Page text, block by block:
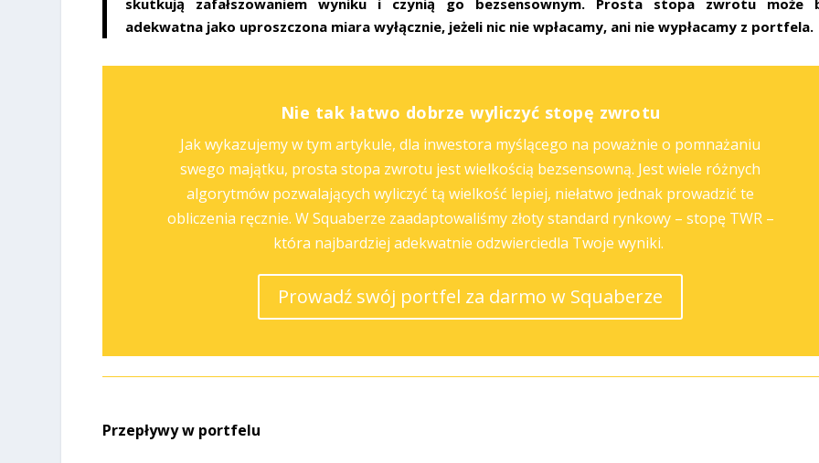
skutkują zafałszowaniem wyniku i czynią go bezsensownym. Prosta stopa zwrotu może
adekwatna jako uproszczona miara wyłącznie, jeżeli nic nie wpłacamy, ani nie wypłacamy z portfela.
Nie tak łatwo dobrze wyliczyć stopę zwrotu
Jak wykazujemy w tym artykule, dla inwestora myślącego na poważnie o pomnażaniu
swego majątku, prosta stopa zwrotu jest wielkością bezsensowną. Jest wiele różnych
algorytmów pozwalających wyliczyć tą wielkość lepiej, niełatwo jednak prowadzić te
obliczenia ręcznie. W Squaberze zaadaptowaliśmy złoty standard rynkowy – stopę TWR –
która najbardziej adekwatnie odzwierciedla Twoje wyniki.
Prowadź swój portfel za darmo w Squaberze
Przepływy w portfelu